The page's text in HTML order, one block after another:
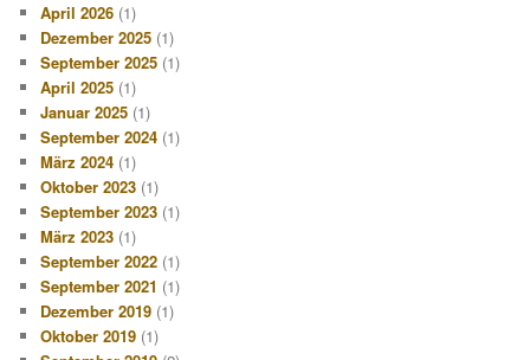
April 2026 (1)
Dezember 2025 (1)
September 2025 (1)
April 2025 (1)
Januar 2025 (1)
September 2024 (1)
März 2024 (1)
Oktober 2023 (1)
September 2023 (1)
März 2023 (1)
September 2022 (1)
September 2021 (1)
Dezember 2019 (1)
Oktober 2019 (1)